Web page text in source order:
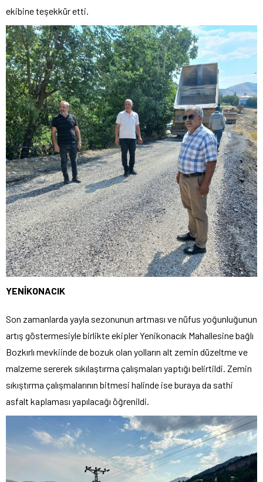
ekibine teşekkür etti.
YENİKONACIK
Son zamanlarda yayla sezonunun artması ve nüfus yoğunluğunun
artış göstermesiyle birlikte ekipler Yenikonacık Mahallesine bağlı
Bozkırlı mevkiinde de bozuk olan yolların alt zemin düzeltme ve
malzeme sererek sıkılaştırma çalışmaları yaptığı belirtildi. Zemin
sıkıştırma çalışmalarının bitmesi halinde ise buraya da sathi
asfalt kaplaması yapılacağı öğrenildi.